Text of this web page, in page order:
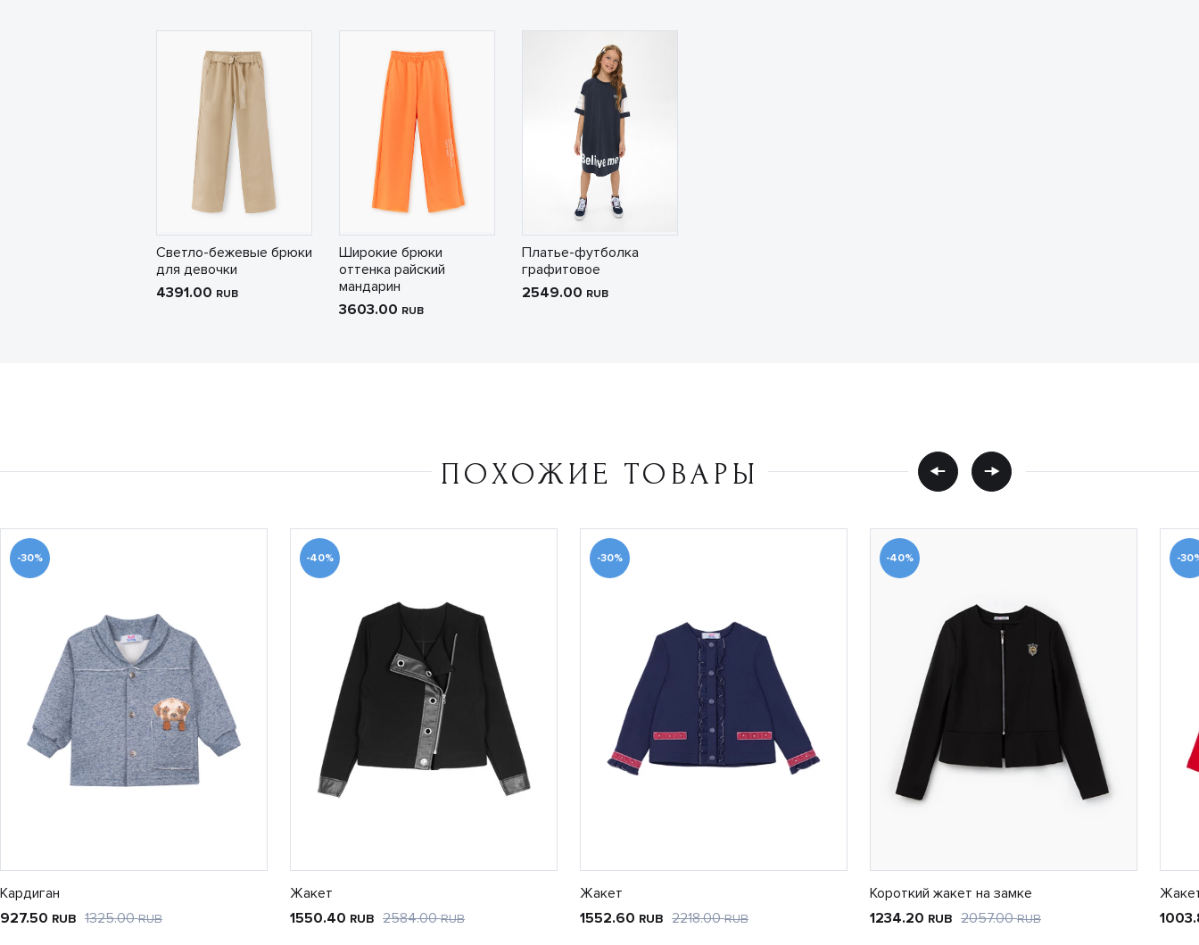
Светло-бежевые брюки
для девочки
4391.00 RUB
Широкие брюки
оттенка райский
мандарин
3603.00 RUB
Платье-футболка
графитовое
2549.00 RUB
ПОХОЖИЕ ТОВАРЫ
-30%
Кардиган
927.50 RUB 1325.00RUB
-40%
Жакет
1550.40 RUB 2584.00RUB
-30%
Жакет
1552.60 RUB 2218.00RUB
-40%
Короткий жакет на замке
1234.20 RUB 2057.00RUB
-